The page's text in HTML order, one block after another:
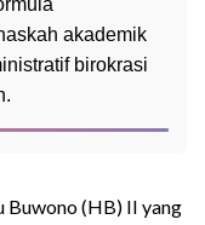
akademik
birokrasi
Buwono (HB) II yang